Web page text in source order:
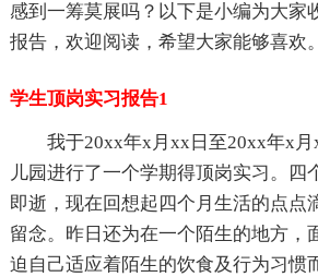
感到一筹莫展吗？以下是小编为大家
报告，欢迎阅读，希望大家能够喜欢。
学生顶岗实习报告1
我于20xx年x月xx日至20xx年x
儿园进行了一个学期得顶岗实习。四
即逝，现在回想起四个月生活的点点
留念。昨日还为在一个陌生的地方，
迫自己适应着陌生的饮食及行为习惯